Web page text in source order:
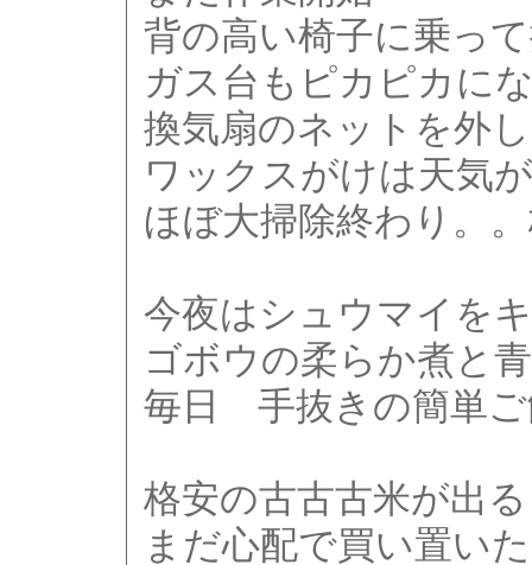
背の高い椅子に乗っ
ガス台もピカピカ
換気扇のネットを外
ワックスがけは天気
ほぼ大掃除終わり。
今夜はシュウマイを
ゴボウの柔らか煮と
毎日 手抜きの簡単ご
格安の古古古米が出
まだ心配で買い置い